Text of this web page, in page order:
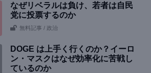
なぜリベラルは負け、若者は自民
党に投票するのか
無料記事 / 政治
DOGE は上手く行くのか？イーロ
ン・マスクはなぜ効率化に苦戦し
ているのか